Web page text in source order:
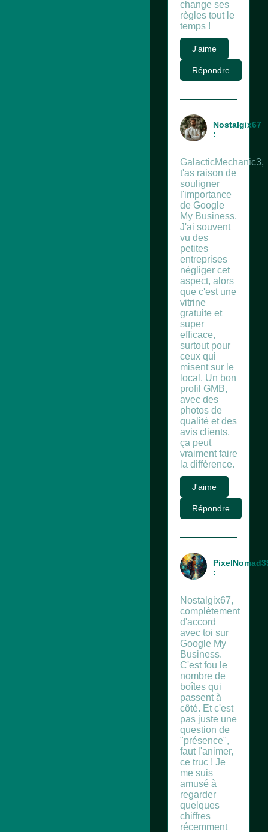
change ses
règles tout le
temps !
J'aime
Répondre
Nostalgix67
:
GalacticMechanic3,
t'as raison de
souligner
l'importance
de Google
My Business.
J'ai souvent
vu des
petites
entreprises
négliger cet
aspect, alors
que c'est une
vitrine
gratuite et
super
efficace,
surtout pour
ceux qui
misent sur le
local. Un bon
profil GMB,
avec des
photos de
qualité et des
avis clients,
ça peut
vraiment faire
la différence.
J'aime
Répondre
:
Nostalgix67,
complètement
d'accord
avec toi sur
Google My
Business.
C'est fou le
nombre de
boîtes qui
passent à
côté. Et c'est
pas juste une
question de
"présence",
faut l'animer,
ce truc ! Je
me suis
amusé à
regarder
quelques
chiffres
récemment